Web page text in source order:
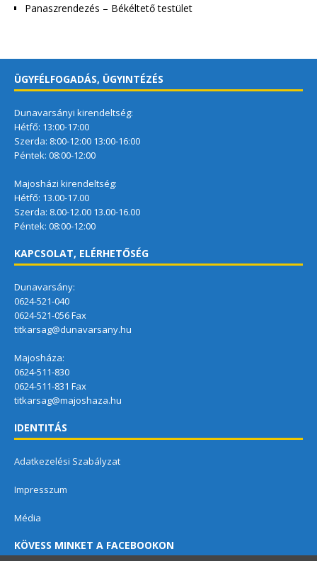
Panaszrendezés – Békéltető testület
ÜGYFÉLFOGADÁS, ÜGYINTÉZÉS
Dunavarsányi kirendeltség:
Hétfő: 13:00-17:00
Szerda: 8:00-12:00 13:00-16:00
Péntek: 08:00-12:00
Majosházi kirendeltség:
Hétfő: 13.00-17.00
Szerda: 8.00-12.00 13.00-16.00
Péntek: 08:00-12:00
KAPCSOLAT, ELÉRHETŐSÉG
Dunavarsány:
0624-521-040
0624-521-056 Fax
titkarsag@dunavarsany.hu
Majosháza:
0624-511-830
0624-511-831 Fax
titkarsag@majoshaza.hu
IDENTITÁS
Adatkezelési Szabályzat
Impresszum
Média
KÖVESS MINKET A FACEBOOKON